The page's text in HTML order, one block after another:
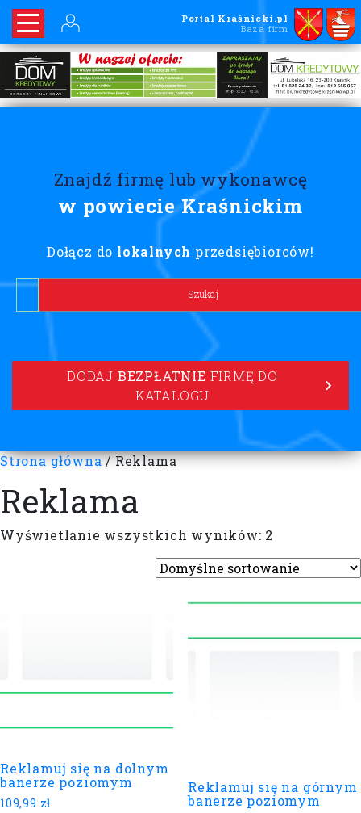
Portal Kraśnicki.pl
Baza firm
Znajdź firmę lub wykonawcę
w powiecie Kraśnickim
Dołącz do lokalnych przedsiębiorców!
Lorem ipsum
DODAJ BEZPŁATNIE FIRMĘ DO
KATALOGU
Strona główna/ Reklama
Reklama
Wyświetlanie wszystkich wyników: 2
Reklamuj się na dolnym
banerze poziomym
109,99 zł
Reklamuj się na górnym
banerze poziomym